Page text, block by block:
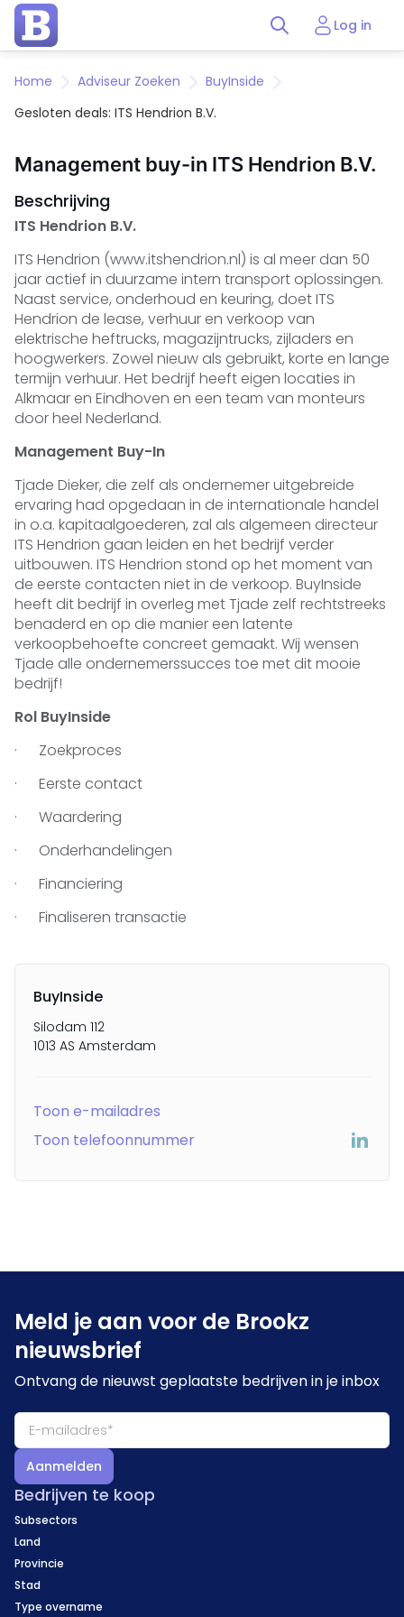
Log in
Home Adviseur Zoeken
BuyInside
Gesloten deals: ITS Hendrion B.V.
Management buy-in ITS Hendrion B.V.
Beschrijving
ITS Hendrion B.V.
ITS Hendrion (www.itshendrion.nl) is al meer dan 50
jaar actief in duurzame intern transport oplossingen.
Naast service, onderhoud en keuring, doet ITS
Hendrion de lease, verhuur en verkoop van
elektrische heftrucks, magazijntrucks, zijladers en
hoogwerkers. Zowel nieuw als gebruikt, korte en lange
termijn verhuur. Het bedrijf heeft eigen locaties in
Alkmaar en Eindhoven en een team van monteurs
door heel Nederland.
Management Buy-In
Tjade Dieker, die zelf als ondernemer uitgebreide
ervaring had opgedaan in de internationale handel
in o.a. kapitaalgoederen, zal als algemeen directeur
ITS Hendrion gaan leiden en het bedrijf verder
uitbouwen. ITS Hendrion stond op het moment van
de eerste contacten niet in de verkoop. BuyInside
heeft dit bedrijf in overleg met Tjade zelf rechtstreeks
benaderd en op die manier een latente
verkoopbehoefte concreet gemaakt. Wij wensen
Tjade alle ondernemerssucces toe met dit mooie
bedrijf!
Rol BuyInside
· Zoekproces
· Eerste contact
· Waardering
· Onderhandelingen
· Financiering
· Finaliseren transactie
BuyInside
Silodam 112
1013 AS Amsterdam
Toon e-mailadres
Toon telefoonnummer
Meld je aan voor de Brookz
nieuwsbrief
Ontvang de nieuwst geplaatste bedrijven in je inbox
Aanmelden
Bedrijven te koop
Subsectors
Land
Provincie
Stad
Type overname